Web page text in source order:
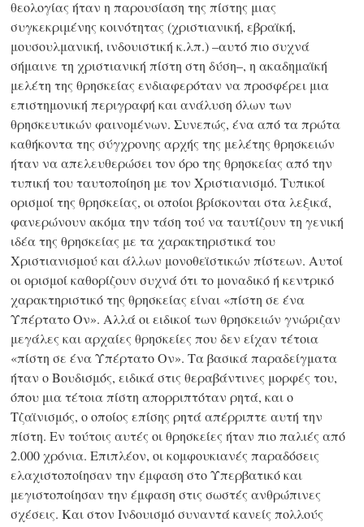
θεολογίας ήταν η παρουσίαση της πίστης μιας
συγκεκριμένης κοινότητας (χριστιανική, εβραϊκή,
μουσουλμανική, ινδουιστική κ.λπ.) –αυτό πιο συχνά
σήμαινε τη χριστιανική πίστη στη δύση–, η ακαδημαϊκή
μελέτη της θρησκείας ενδιαφερόταν να προσφέρει μια
επιστημονική περιγραφή και ανάλυση όλων των
θρησκευτικών φαινομένων. Συνεπώς, ένα από τα πρώτα
καθήκοντα της σύγχρονης αρχής της μελέτης θρησκειών
ήταν να απελευθερώσει τον όρο της θρησκείας από την
τυπική του ταυτοποίηση με τον Χριστιανισμό. Τυπικοί
ορισμοί της θρησκείας, οι οποίοι βρίσκονται στα λεξικά,
φανερώνουν ακόμα την τάση τού να ταυτίζουν τη γενική
ιδέα της θρησκείας με τα χαρακτηριστικά του
Χριστιανισμού και άλλων μονοθεϊστικών πίστεων. Αυτοί
οι ορισμοί καθορίζουν συχνά ότι το μοναδικό ή κεντρικό
χαρακτηριστικό της θρησκείας είναι «πίστη σε ένα
Υπέρτατο Ον». Αλλά οι ειδικοί των θρησκειών γνώριζαν
μεγάλες και αρχαίες θρησκείες που δεν είχαν τέτοια
«πίστη σε ένα Υπέρτατο Ον». Τα βασικά παραδείγματα
ήταν ο Βουδισμός, ειδικά στις θεραβάντινες μορφές του,
όπου μια τέτοια πίστη απορριπτόταν ρητά, και ο
Τζαϊνισμός, ο οποίος επίσης ρητά απέρριπτε αυτή την
πίστη. Εν τούτοις αυτές οι θρησκείες ήταν πιο παλιές από
2.000 χρόνια. Επιπλέον, οι κομφουκιανές παραδόσεις
ελαχιστοποίησαν την έμφαση στο Υπερβατικό και
μεγιστοποίησαν την έμφαση στις σωστές ανθρώπινες
σχέσεις. Και στον Ινδουισμό συναντά κανείς πολλούς